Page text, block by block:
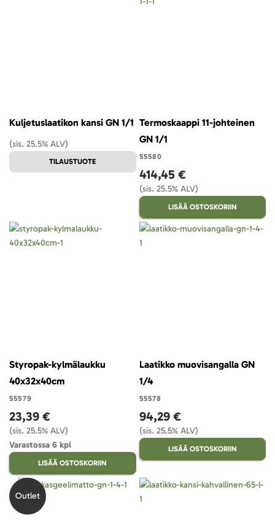
Kuljetuslaatikon kansi GN 1/1
(sis. 25.5% ALV)
TILAUSTUOTE
Termoskaappi 11-johteinen
GN 1/1
55580
414,45 €
(sis. 25.5% ALV)
LISÄÄ OSTOSKORIIN
Styropak-kylmälaukku
40x32x40cm
55579
23,39 €
(sis. 25.5% ALV)
Varastossa 6 kpl
LISÄÄ OSTOSKORIIN
Laatikko muovisangalla GN
1/4
55578
94,29 €
(sis. 25.5% ALV)
LISÄÄ OSTOSKORIIN
Outlet